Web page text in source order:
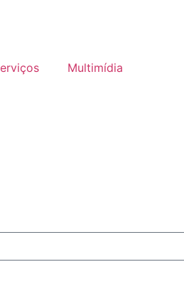
Multimídia